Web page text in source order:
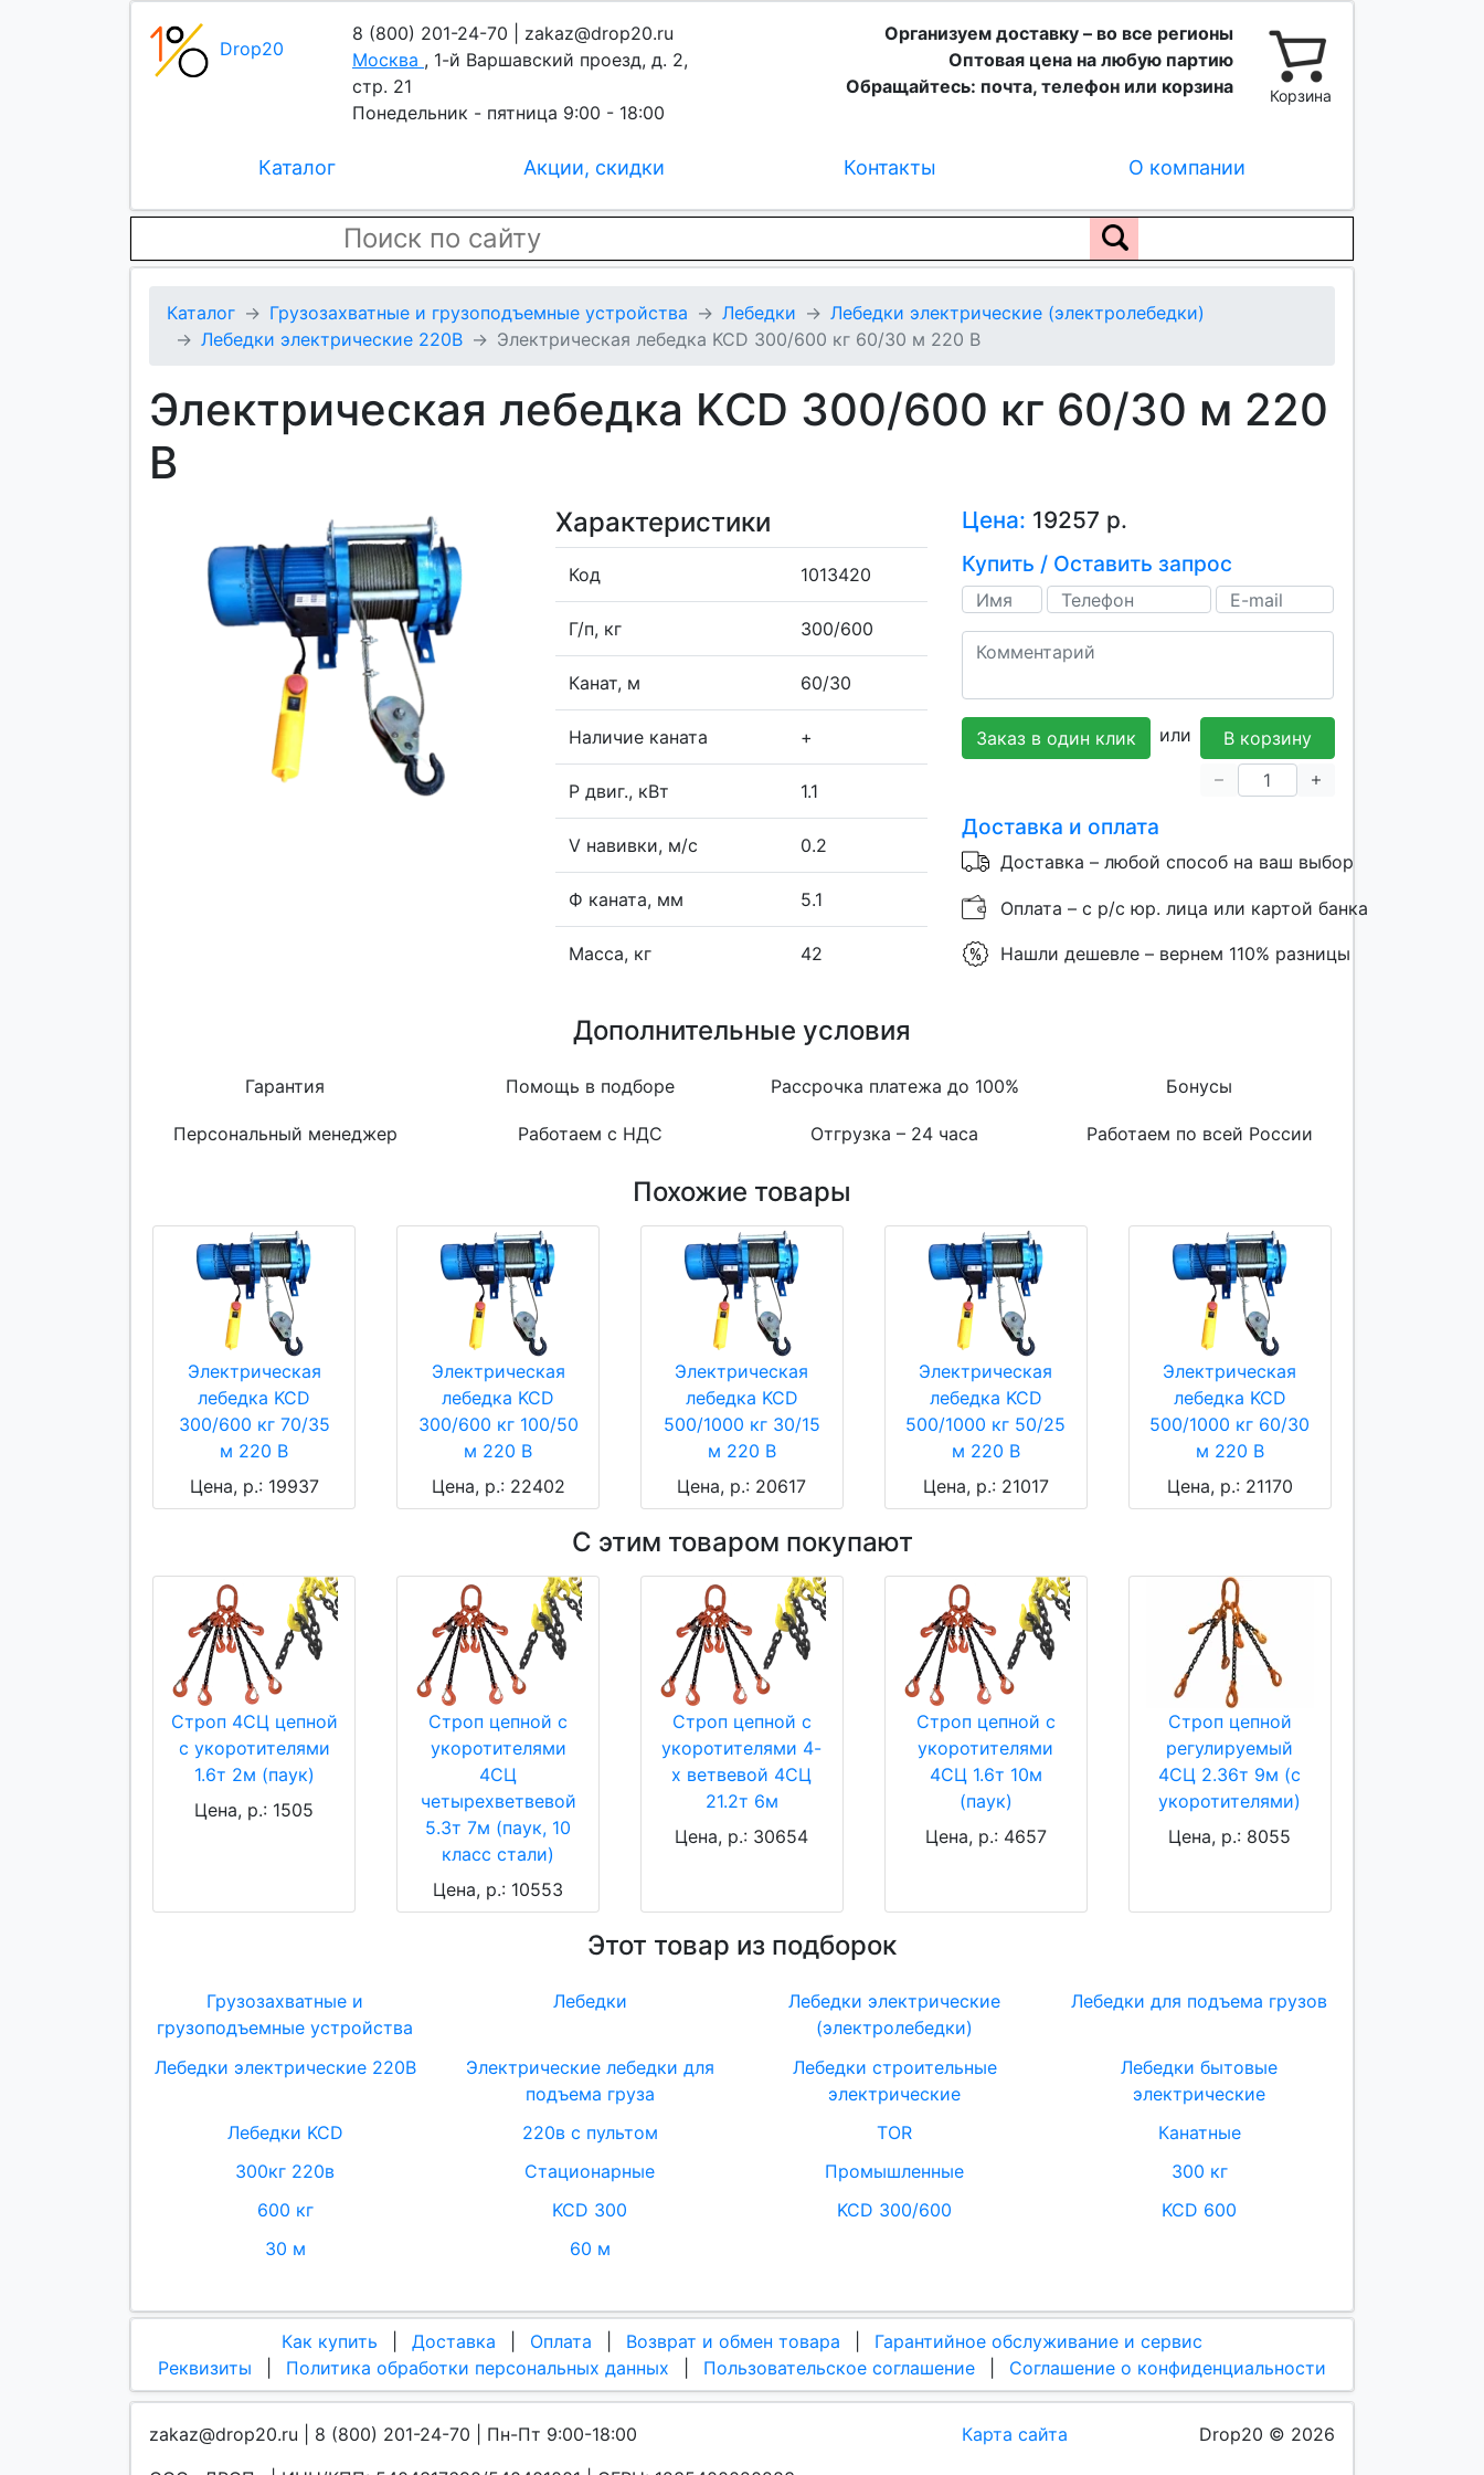
Drop20
8 (800) 201-24-70 | zakaz@drop20.ru
Москва , 1-й Варшавский проезд, д. 2,
стр. 21
Понедельник - пятница 9:00 - 18:00
Организуем доставку – во все регионы
Оптовая цена на любую партию
Обращайтесь: почта, телефон или корзина
Корзина
Каталог Акции, скидки Контакты О компании
Каталог Грузозахватные и грузоподъемные устройства Лебедки
Лебедки электрические (электролебедки)
Лебедки электрические 220В
Электрическая лебедка KCD 300/600 кг 60/30 м 220 В
Электрическая лебедка KCD 300/600 кг 60/30 м 220
В
Характеристики
Код 1013420
Г/п, кг 300/600
Канат, м 60/30
Наличие каната +
P двиг., кВт 1.1
V навивки, м/с 0.2
Ф каната, мм 5.1
Масса, кг 42
Цена: 19257 р.
Купить / Оставить запрос
Заказ в один клик или В корзину
Доставка и оплата
Доставка – любой способ на ваш выбор
Оплата – с р/с юр. лица или картой банка
Нашли дешевле – вернем 110% разницы
Дополнительные условия
Гарантия Помощь в подборе Рассрочка платежа до 100% Бонусы
Персональный менеджер Работаем с НДС Отгрузка – 24 часа Работаем по всей России
Похожие товары
Электрическая
лебедка KCD
300/600 кг 70/35
м 220 В
Цена, р.: 19937
Электрическая
лебедка KCD
300/600 кг 100/50
м 220 В
Цена, р.: 22402
Электрическая
лебедка KCD
500/1000 кг 30/15
м 220 В
Цена, р.: 20617
Электрическая
лебедка KCD
500/1000 кг 50/25
м 220 В
Цена, р.: 21017
Электрическая
лебедка KCD
500/1000 кг 60/30
м 220 В
Цена, р.: 21170
С этим товаром покупают
Строп 4СЦ цепной
с укоротителями
1.6т 2м (паук)
Цена, р.: 1505
Строп цепной с
укоротителями
4СЦ
четырехветвевой
5.3т 7м (паук, 10
класс стали)
Цена, р.: 10553
Строп цепной с
укоротителями 4-
х ветвевой 4СЦ
21.2т 6м
Цена, р.: 30654
Строп цепной с
укоротителями
4СЦ 1.6т 10м
(паук)
Цена, р.: 4657
Строп цепной
регулируемый
4СЦ 2.36т 9м (с
укоротителями)
Цена, р.: 8055
Этот товар из подборок
Грузозахватные и
грузоподъемные устройства
Лебедки
Лебедки электрические
(электролебедки)
Лебедки для подъема грузов
Лебедки электрические 220В
Электрические лебедки для
подъема груза
Лебедки строительные
электрические
Лебедки бытовые
электрические
Лебедки KCD
220в с пультом TOR
Канатные
300кг 220в
Стационарные Промышленные
300 кг
600 кг
KCD 300 KCD 300/600
KCD 600
30 м
60 м
Как купить Доставка Оплата Возврат и обмен товара
Гарантийное обслуживание и сервис
Реквизиты
Политика обработки персональных данных Пользовательское соглашение Соглашение о конфиденциальности
zakaz@drop20.ru | 8 (800) 201-24-70 | Пн-Пт 9:00-18:00
Карта сайта Drop20 © 2026